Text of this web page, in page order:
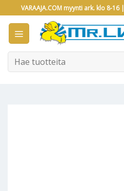
to
content
VARAAJA.COM myynti ark. klo 8-16 |
Etsi: